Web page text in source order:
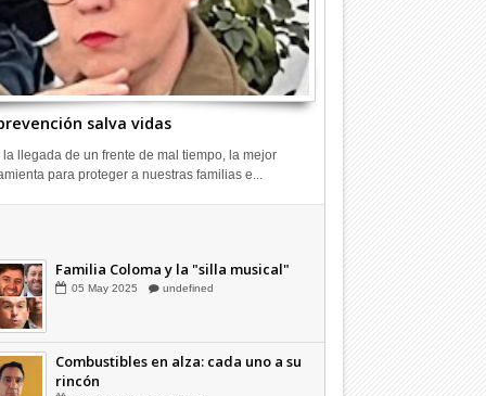
salva vidas
la llegada de un frente de mal tiempo, la mejor
para proteger a nuestras familias e...
Abr 2026 undefined